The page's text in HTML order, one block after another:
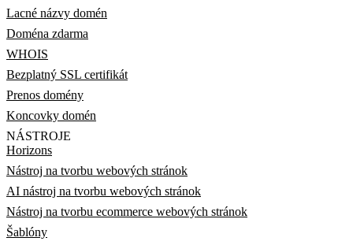
Lacné názvy domén
Doména zdarma
WHOIS
Bezplatný SSL certifikát
Prenos domény
Koncovky domén
NÁSTROJE
Horizons
Nástroj na tvorbu webových stránok
AI nástroj na tvorbu webových stránok
Nástroj na tvorbu ecommerce webových stránok
Šablóny